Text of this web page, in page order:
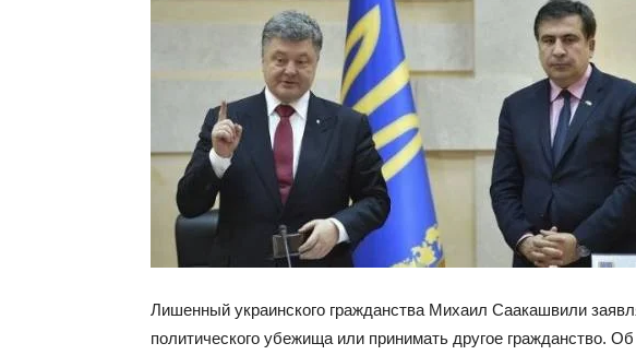
Лишенный украинского гражданства Михаил Саакашвили
политического убежища или принимать другое гражданство.